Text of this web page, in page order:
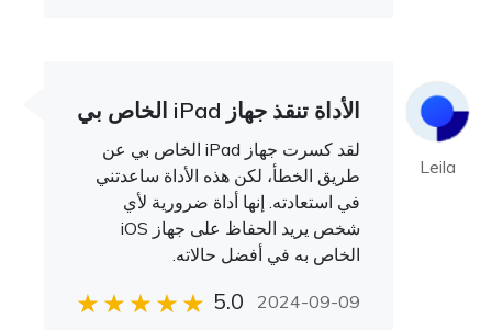
Leila
الأداة تنقذ جهاز iPad الخاص بي
لقد كسرت جهاز iPad الخاص بي عن
طريق الخطأ، لكن هذه الأداة ساعدتني
في استعادته. إنها أداة ضرورية لأي
شخص يريد الحفاظ على جهاز iOS
الخاص به في أفضل حالاته.
5.0 2024-09-09